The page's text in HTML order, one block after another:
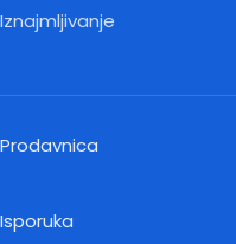
Iznajmljivanje
Prodavnica
Isporuka